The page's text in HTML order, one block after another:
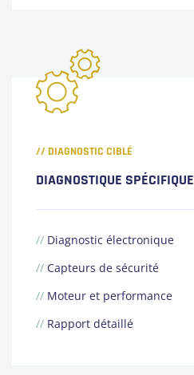
// DIAGNOSTIC CIBLÉ
DIAGNOSTIQUE SPÉCIFIQUE
// Diagnostic électronique
// Capteurs de sécurité
// Moteur et performance
// Rapport détaillé